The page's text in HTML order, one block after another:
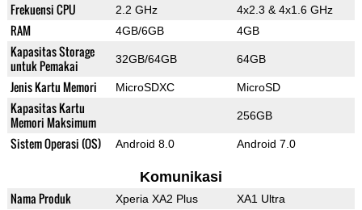
Frekuensi CPU 2.2 GHz 4x2.3 & 4x1.6 GHz
RAM 4GB/6GB 4GB
Kapasitas Storage
untuk Pemakai
32GB/64GB 64GB
Jenis Kartu Memori MicroSDXC MicroSD
Kapasitas Kartu
Memori Maksimum
256GB
Sistem Operasi (OS) Android 8.0 Android 7.0
Komunikasi
Nama Produk Xperia XA2 Plus XA1 Ultra